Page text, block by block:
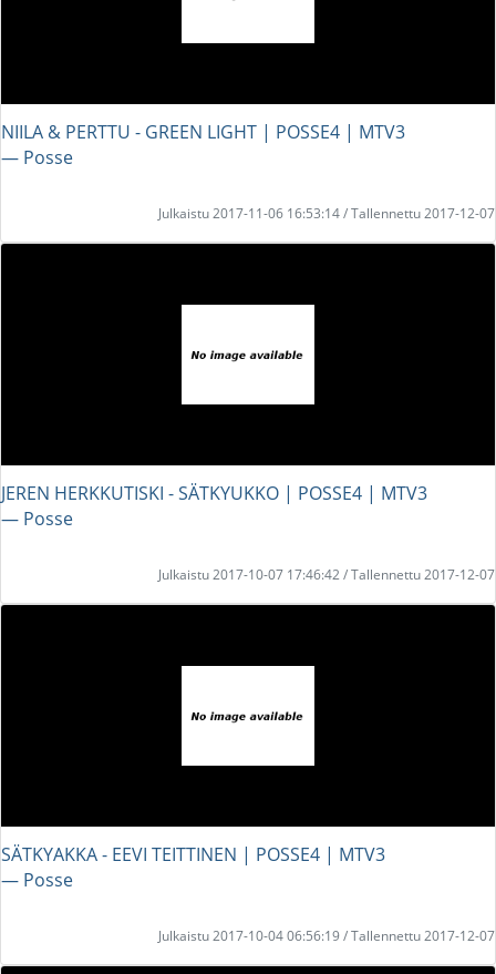
NIILA & PERTTU - GREEN LIGHT | POSSE4 | MTV3
― Posse
Julkaistu 2017-11-06 16:53:14 / Tallennettu 2017-12-07
JEREN HERKKUTISKI - SÄTKYUKKO | POSSE4 | MTV3
― Posse
Julkaistu 2017-10-07 17:46:42 / Tallennettu 2017-12-07
SÄTKYAKKA - EEVI TEITTINEN | POSSE4 | MTV3
― Posse
Julkaistu 2017-10-04 06:56:19 / Tallennettu 2017-12-07